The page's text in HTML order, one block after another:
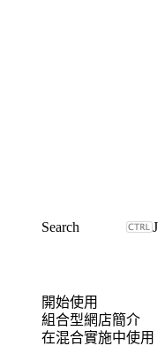
J
開始使用
組合型網店簡介
在混合實施中使用